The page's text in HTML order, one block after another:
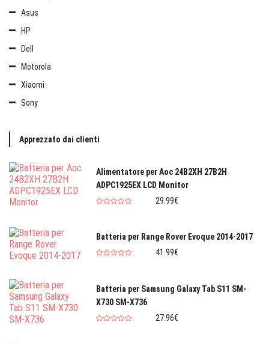
Asus
HP
Dell
Motorola
Xiaomi
Sony
Apprezzato dai clienti
Alimentatore per Aoc 24B2XH 27B2H
ADPC1925EX LCD Monitor
29.99€
Batteria per Range Rover Evoque 2014-2017
41.99€
Batteria per Samsung Galaxy Tab S11 SM-
X730 SM-X736
27.96€